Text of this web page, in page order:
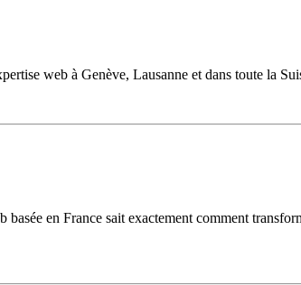
web à Genève, Lausanne et dans toute la
en France sait exactement comment